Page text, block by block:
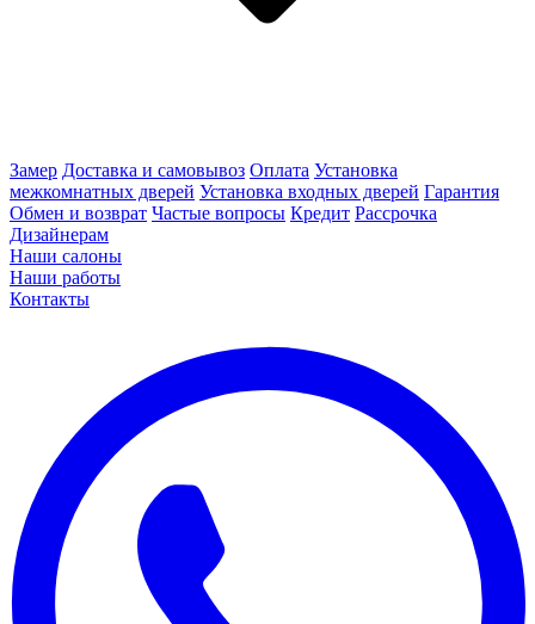
Замер Доставка и самовывоз Оплата Установка
межкомнатных дверей Установка входных дверей Гарантия
Обмен и возврат Частые вопросы Кредит Рассрочка
Дизайнерам
Наши салоны
Наши работы
Контакты